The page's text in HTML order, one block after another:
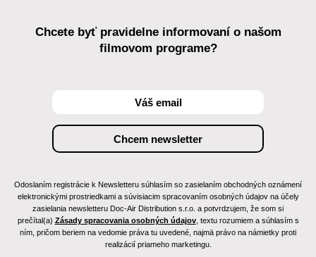
Chcete byť pravidelne informovaní o našom
filmovom programe?
Odoslaním registrácie k Newsletteru súhlasím so zasielaním obchodných oznámení
elektronickými prostriedkami a súvisiacim spracovaním osobných údajov na účely
zasielania newsletteru Doc-Air Distribution s.r.o. a potvrdzujem, že som si
prečítal(a) Zásady spracovania osobných údajov, textu rozumiem a súhlasím s
ním, pričom beriem na vedomie práva tu uvedené, najmä právo na námietky proti
realizácií priameho marketingu.